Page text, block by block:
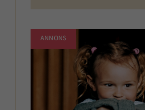
ANNONS